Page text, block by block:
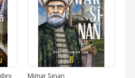
Mimar Sinan